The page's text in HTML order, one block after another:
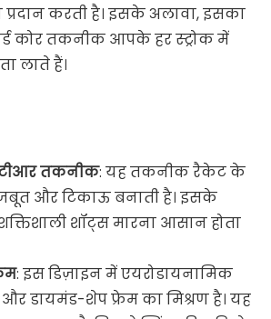
करती है। इसके अलावा, इसका
कोर तकनीक आपके हर स्ट्रोक में
लाते हैं।
टीआर तकनीक: यह तकनीक रैकेट के
और टिकाऊ बनाती है। इसके
शॉट्स मारना आसान होता
: इस डिज़ाइन में एयरोडायनामिक
डायमंड-शेप फ्रेम का मिश्रण है। यह